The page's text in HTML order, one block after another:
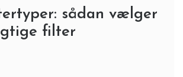
sådan vælger
filter